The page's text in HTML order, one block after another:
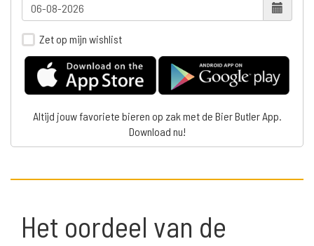
Zet op mijn wishlist
Altijd jouw favoriete bieren op zak met de Bier Butler App.
Download nu!
Het oordeel van de